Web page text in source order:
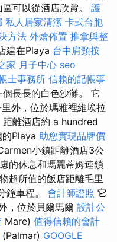
可以從酒店欣賞。 護
私人居家清潔 卡式台胞
方法 外燴佈置 推拿與整
建在Playa 台中肩頸按
家 月子中心 seo
士事務所 信賴的記帳事
長長的白色沙灘。 它
外，位於瑪雅裡維埃拉
距離酒店約 a hundred
的Playa 助您實現品牌價
小鎮距離酒店3公
的休息和瑪麗蒂姆連鎖
超所值的飯店距離毛里
鐘車程。 會計師證照 它
，位於貝爾馬爾 設計公
Mare) 值得信賴的會計
(Palmar) GOOGLE